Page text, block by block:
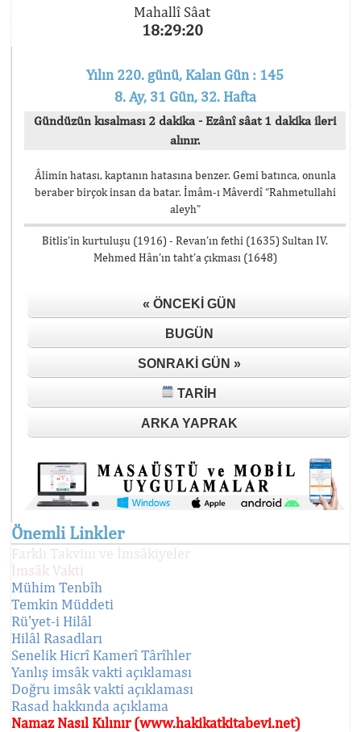
Mahallî Sâat
18:29:20
Yılın 220. günü, Kalan Gün : 145
8. Ay, 31 Gün, 32. Hafta
Gündüzün kısalması 2 dakika - Ezânî sâat 1 dakika ileri
alınır.
Âlimin hatası, kaptanın hatasına benzer. Gemi batınca, onunla
beraber birçok insan da batar. İmâm-ı Mâverdî “Rahmetullahi
aleyh”
Bitlis’in kurtuluşu (1916) - Revan’ın fethi (1635) Sultan IV.
Mehmed Hân’ın taht’a çıkması (1648)
« ÖNCEKI GÜN
BUGÜN
SONRAKI GÜN »
TARIH
ARKA YAPRAK
Önemli Linkler
Farklı Takvim ve İmsâkiyeler
İmsâk Vakti
Mühim Tenbîh
Temkin Müddeti
Rü'yet-i Hilâl
Hilâl Rasadları
Senelik Hicrî Kamerî Târîhler
Yanlış imsâk vakti açıklaması
Doğru imsâk vakti açıklaması
Rasad hakkında açıklama
Namaz Nasıl Kılınır (www.hakikatkitabevi.net)